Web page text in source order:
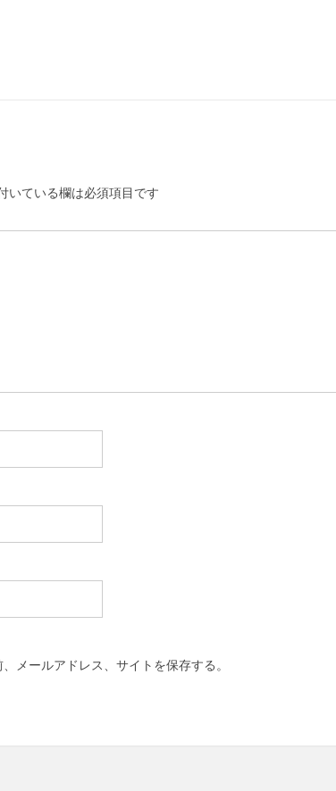
いている欄は必須項目です
メールアドレス、サイトを保存する。